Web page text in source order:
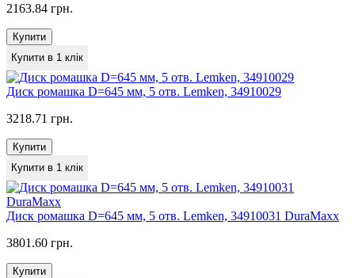
2163.84 грн.
Купити
Купити в 1 клік
Диск ромашка D=645 мм, 5 отв. Lemken, 34910029
3218.71 грн.
Купити
Купити в 1 клік
Диск ромашка D=645 мм, 5 отв. Lemken, 34910031 DuraMaxx
3801.60 грн.
Купити